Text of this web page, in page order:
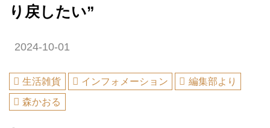
り戻したい”
2024-10-01
生活雑貨 インフォメーション
編集部より
森かおる